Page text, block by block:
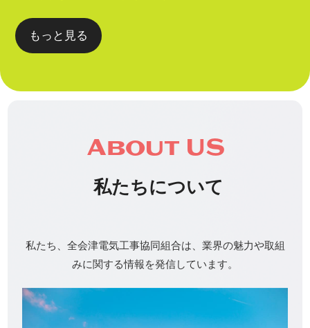
もっと見る
About US
私たちについて
私たち、全会津電気工事協同組合は、業界の魅力や取組
みに関する情報を発信しています。